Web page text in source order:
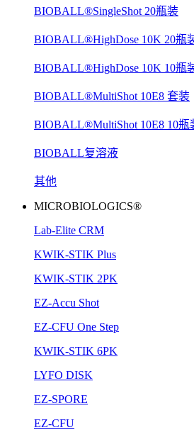
BIOBALL®SingleShot 20瓶装
BIOBALL®HighDose 10K 20瓶
BIOBALL®HighDose 10K 10瓶
BIOBALL®MultiShot 10E8 套装
BIOBALL®MultiShot 10E8 10瓶
BIOBALL复溶液
其他
MICROBIOLOGICS®
Lab-Elite CRM
KWIK-STIK Plus
KWIK-STIK 2PK
EZ-Accu Shot
EZ-CFU One Step
KWIK-STIK 6PK
LYFO DISK
EZ-SPORE
EZ-CFU